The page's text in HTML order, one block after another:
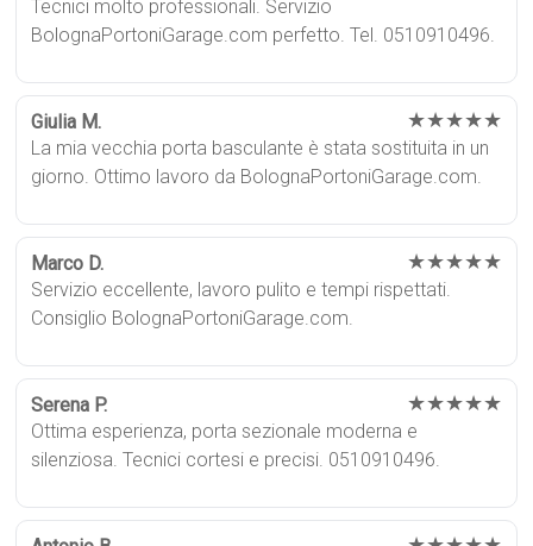
Tecnici molto professionali. Servizio
BolognaPortoniGarage.com perfetto. Tel. 0510910496.
Giulia M. ★★★★★
La mia vecchia porta basculante è stata sostituita in un
giorno. Ottimo lavoro da BolognaPortoniGarage.com.
Marco D. ★★★★★
Servizio eccellente, lavoro pulito e tempi rispettati.
Consiglio BolognaPortoniGarage.com.
Serena P. ★★★★★
Ottima esperienza, porta sezionale moderna e
silenziosa. Tecnici cortesi e precisi. 0510910496.